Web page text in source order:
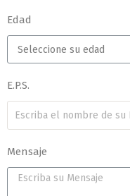
Edad
E.P.S.
Mensaje